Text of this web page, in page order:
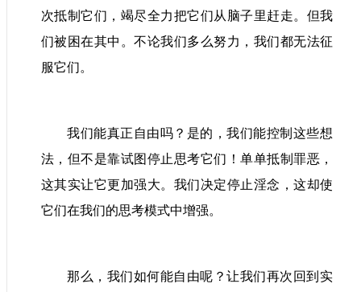
次抵制它们，竭尽全力把它们从脑子里赶走。但我
们被困在其中。不论我们多么努力，我们都无法征
服它们。
我们能真正 自由吗？是的，我们能控制这些想
法，但不是靠试图停止思考它们！单单抵制罪恶，
这其实让它更加强大。我们决定停止淫念，这却使
它们在我们的思考模式中增强。
那么，我们如何能自由呢？让我们再次回到实